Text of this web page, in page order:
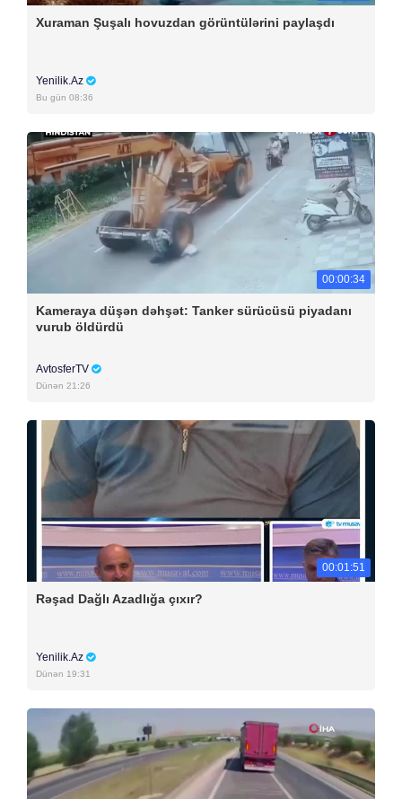
Xuraman Şuşalı hovuzdan görüntülərini paylaşdı
Yenilik.Az
Bu gün 08:36
00:00:34
Kameraya düşən dəhşət: Tanker sürücüsü piyadanı
vurub öldürdü
AvtosferTV
Dünən 21:26
00:01:51
Rəşad Dağlı Azadlığa çıxır?
Yenilik.Az
Dünən 19:31